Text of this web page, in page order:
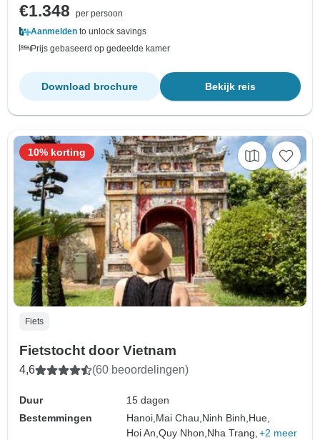
€1.348
per persoon
Aanmelden to unlock savings
Prijs gebaseerd op gedeelde kamer
Bekijk reis
Download brochure
Fiets
Fietstocht door Vietnam
4,6 (60 beoordelingen)
Duur
15 dagen
Bestemmingen
Hanoi, Mai Chau, Ninh Binh, Hue,
Hoi An,Quy Nhon, Nha Trang, +2 meer
10% korting